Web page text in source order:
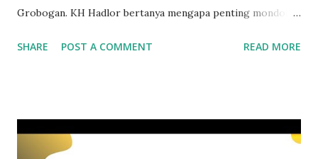
Grobogan. KH Hadlor bertanya mengapa penting mondok?..
berikut: Macan tak akan mendapatkan makanan jika hanya
seonggok kayu bakar jika ia masih bertumpuk di kebun.
Oleh karena itu, pergi meninggalkan kampung halaman
SHARE POST A COMMENT READ MORE